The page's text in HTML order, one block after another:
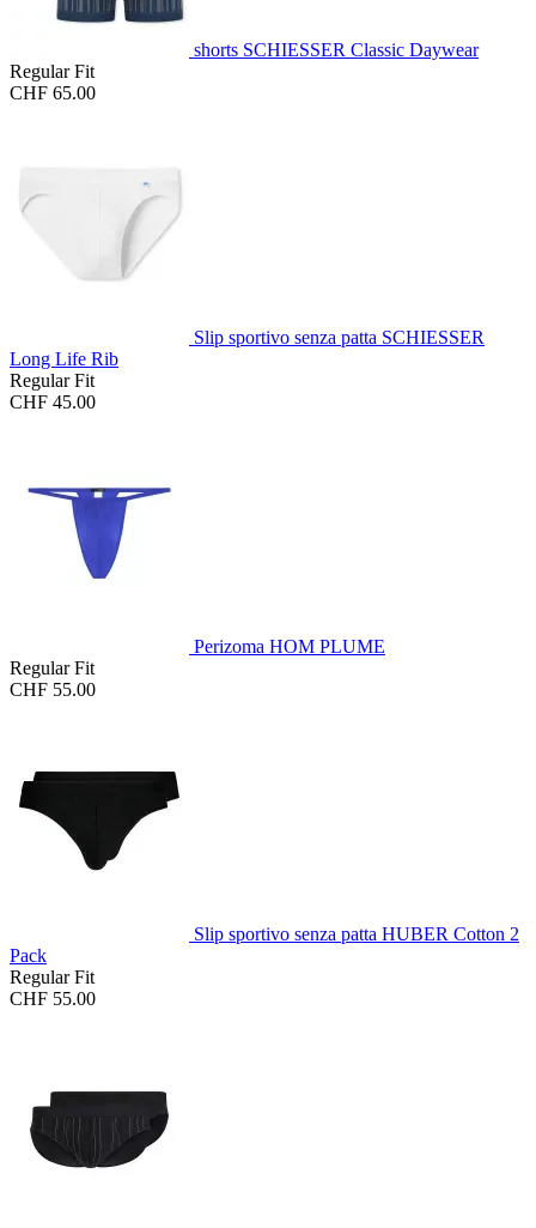
shorts SCHIESSER Classic Daywear
Regular Fit
CHF 65.00
Slip sportivo senza patta SCHIESSER
Long Life Rib
Regular Fit
CHF 45.00
Perizoma HOM PLUME
Regular Fit
CHF 55.00
Slip sportivo senza patta HUBER Cotton 2
Pack
Regular Fit
CHF 55.00